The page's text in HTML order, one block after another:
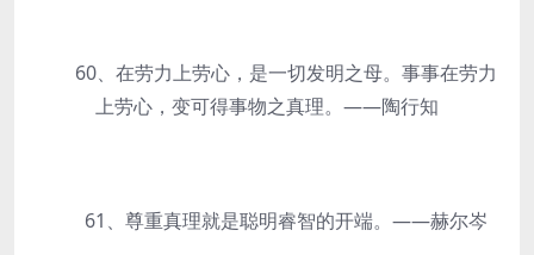
60、在劳力上劳心，是一切发明之母。事事在劳力
上劳心，变可得事物之真理。——陶行知
61、尊重真理就是聪明睿智的开端。——赫尔岑